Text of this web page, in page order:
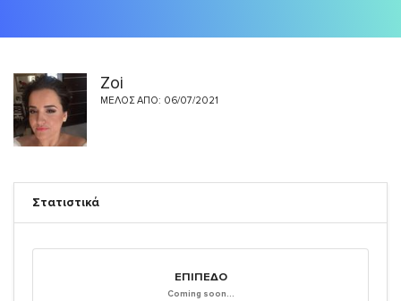
Zoi
ΜΈΛΟΣ ΑΠΌ: 06/07/2021
Στατιστικά
ΕΠΊΠΕΔΟ
Coming soon...